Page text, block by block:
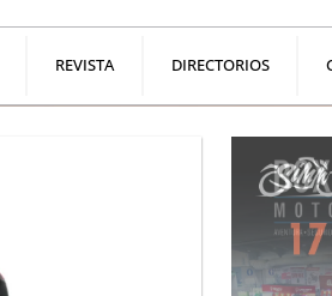
REVISTA DIRECTORIOS